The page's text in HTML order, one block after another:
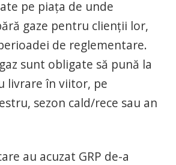
pe piața de unde
gaze pentru clienții lor,
de reglementare.
sunt obligate să pună la
livrare în viitor, pe
sezon cald/rece sau an
au acuzat GRP de-a